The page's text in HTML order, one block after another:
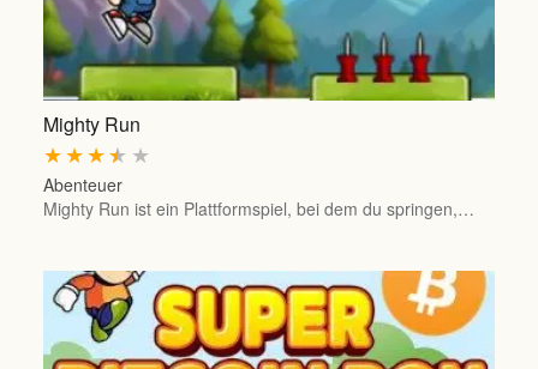
Mighty Run
★
★
★
★
★
Abenteuer
Mighty Run ist ein Plattformspiel, bei dem du springen,…